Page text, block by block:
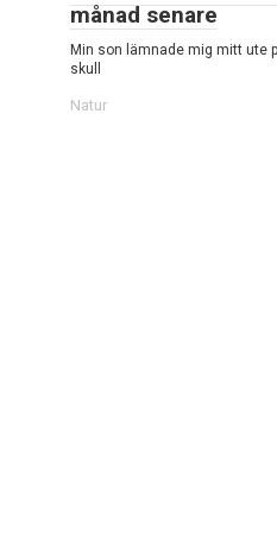
månad senare
Min son lämnade mig mitt ute
skull
Natur